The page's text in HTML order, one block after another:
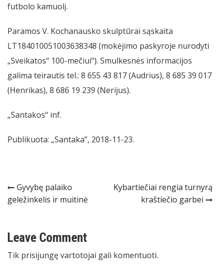
futbolo kamuolį.
Paramos V. Kochanausko skulptūrai sąskaita
LT184010051003638348 (mokėjimo paskyroje nurodyti
„Sveikatos“ 100-mečiui“). Smulkesnės informacijos
galima teirautis tel.: 8 655 43 817 (Audrius), 8 685 39 017
(Henrikas), 8 686 19 239 (Nerijus).
„Santakos“ inf.
Publikuota: „Santaka”, 2018-11-23.
Navigacija
tarp
įrašų
Gyvybę palaiko
geležinkelis ir muitinė
Kybartiečiai rengia turnyrą
kraštiečio garbei
Leave Comment
Tik prisijungęvartotojai gali komentuoti.